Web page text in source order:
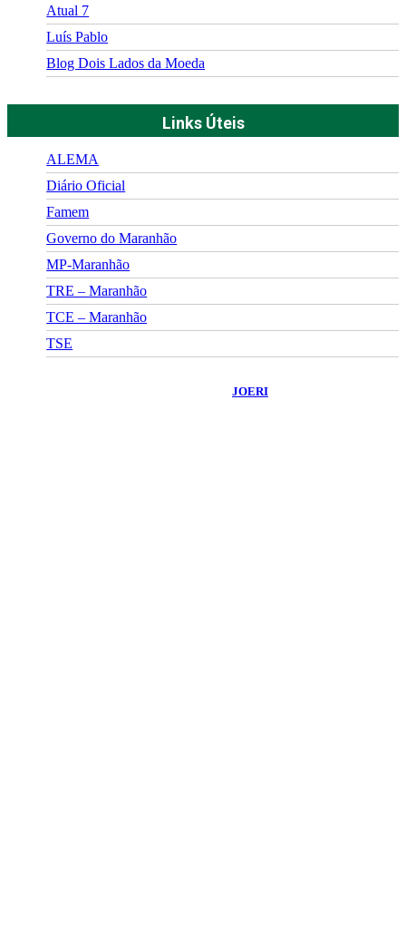
Atual 7
Luís Pablo
Blog Dois Lados da Moeda
Links Úteis
ALEMA
Diário Oficial
Famem
Governo do Maranhão
MP-Maranhão
TRE – Maranhão
TCE – Maranhão
TSE
JOERI